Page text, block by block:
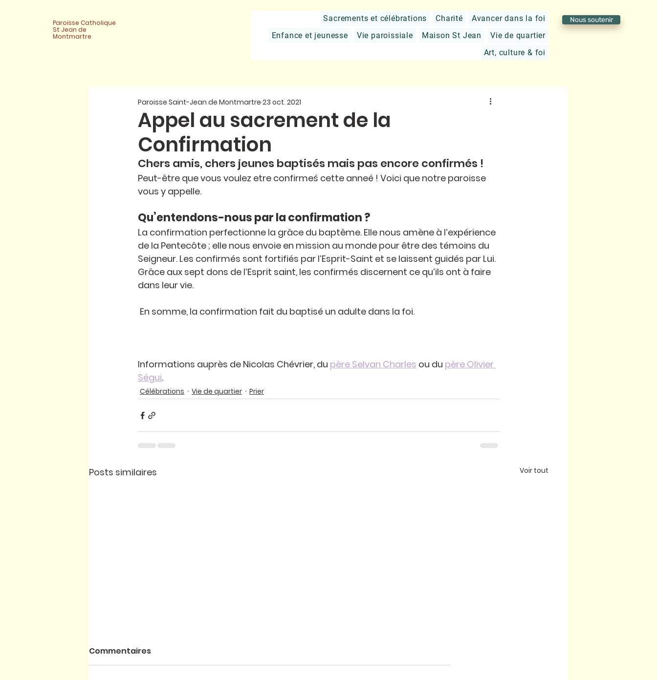
Paroisse Catholique
St Jean de
Montmartre
Sacrements et célébrations Charité
Avancer dans la foi
Enfance et jeunesse
Vie paroissiale Maison St Jean
Vie de quartier
Art, culture & foi
Nous soutenir
Appel au sacrement de la
Confirmation
Paroisse Saint-Jean de Montmartre 23 oct. 2021
Chers amis, chers jeunes baptisés mais pas encore confirmés !
Peut-être que vous voulez etre confirmeś cette anneé ! Voici que notre paroisse
vous y appelle.
Qu’entendons-nous par la confirmation ?
La confirmation perfectionne la grâce du baptême. Elle nous amène à l’expérience
de la Pentecôte ; elle nous envoie en mission au monde pour être des témoins du
Seigneur. Les confirmés sont fortifiés par l’Esprit-Saint et se laissent guidés par Lui.
Grâce aux sept dons de l’Esprit saint, les confirmés discernent ce qu’ils ont à faire
dans leur vie.
En somme, la confirmation fait du baptisé un adulte dans la foi.
Informations auprès de Nicolas Chévrier, du père Selvan Charles ou du père Olivier
Ségui.
Célébrations Vie de quartier Prier
Posts similaires Voir tout
Commentaires